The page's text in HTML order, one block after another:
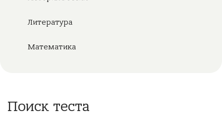
Литература
Математика
Поиск теста